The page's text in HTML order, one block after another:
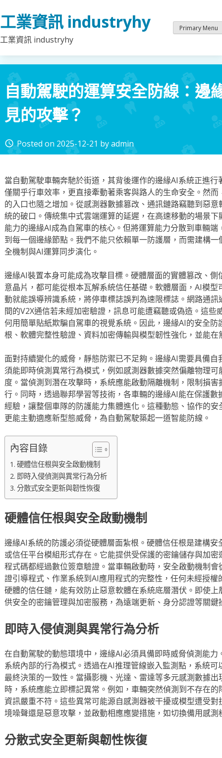
to
content
工業資訊 industryhy
工業資訊 industryhy
Primary Menu
自動駕駛的運算安全防線：邊
見的攻擊？
access_time Posted on 2025-12-21 byadmin
當自動駕駛車輛奔馳於街道，其背後運作的邊緣AI系統正進
僅關乎行車效率，更直接牽動著乘客與路人的生命安全。然
的入口也隨之增加。從感測器數據篡改、通訊鏈路竊聽到惡
統的破口。傳統集中式雲端運算的延遲，在高速移動的場景
能力的邊緣AI成為自駕車的核心。但將運算能力分散到車輛
到每一個邊緣節點。我們不能只依賴單一防護層，而需建構
全機制與AI運算同步演化。
邊緣AI裝置本身可能成為攻擊目標。硬體層面的實體篡改、
意晶片，都可能從根本瓦解系統信任基礎。軟體層面，AI模
動就能誤導辨識系統，將停車標誌誤判為速限標誌。網路通
間的V2X通信若未經加密驗證，訊息可能遭竊聽或偽造。這些
何用簡單貼紙欺騙自駕車的視覺系統。因此，邊緣AI的安全
根、軟體完整性驗證、資料加密傳輸與模型韌性強化，並能
面對持續變化的威脅，靜態防禦已不足夠。邊緣AI需要具備
須能即時偵測異常行為模式，例如感測器數據突然偏離物理
度。當偵測到潛在攻擊時，系統應能啟動隔離機制，限制損
行。同時，透過聯邦學習等技術，各車輛的邊緣AI能在保護
經驗，讓整個車隊的防護能力集體進化。這種動態、協作的
更能主動適應新型態威脅，為自動駕駛築起一道智能防線。
內容目錄
硬體信任根與安全啟動機制
即時入侵偵測與異常行為分析
分散式安全更新與韌性恢復
硬體信任根與安全啟動機制
邊緣AI系統的防護必須從硬體層面紮根。硬體信任根是建構
或信任平台模組形式存在。它能提供受保護的密鑰儲存與加
程式碼都經過數位簽章驗證。當車輛啟動時，安全啟動機制
證引導程式、作業系統到AI應用程式的完整性，任何未經授
硬體的信任鏈，能有效防止惡意軟體在系統底層潛伏。即使
供安全的密鑰管理與加密服務，為遠端更新、身分認證等關鍵
即時入侵偵測與異常行為分析
在自動駕駛的動態環境中，邊緣AI必須具備即時威脅偵測能
系統內部的行為模式。透過在AI推理管線嵌入監測點，系統
最終決策的一致性。當攝影機、光達、雷達等多元感測數據
時，系統應能立即標記異常。例如，車輛突然偵測到不存在
資訊嚴重不符。這些異常可能源自感測器被干擾或模型遭受
境噪聲還是惡意攻擊，並啟動相應應變措施，如切換備用感
分散式安全更新與韌性恢復